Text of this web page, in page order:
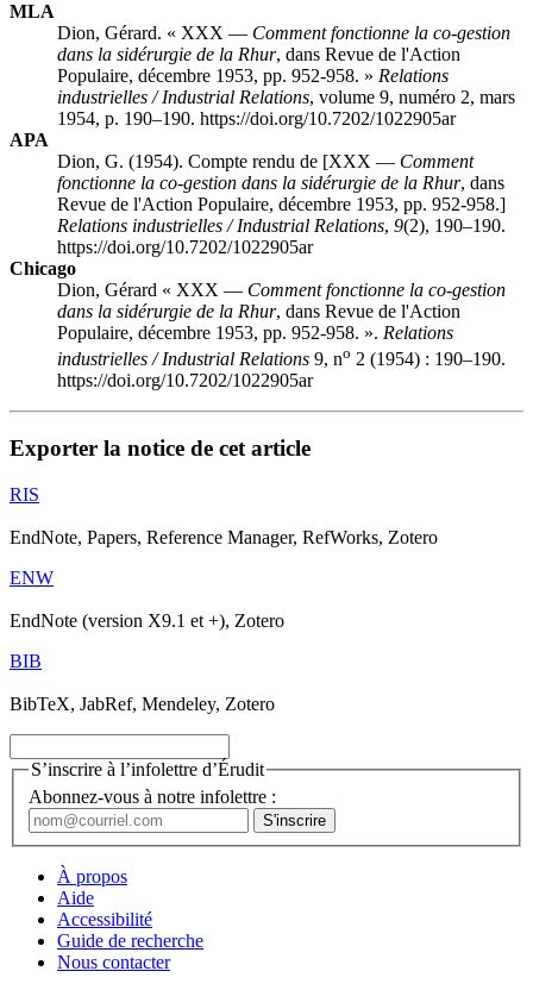
MLA
Dion, Gérard. « XXX — Comment fonctionne la co-gestion
dans la sidérurgie de la Rhur, dans Revue de l'Action
Populaire, décembre 1953, pp. 952-958. » Relations
industrielles / Industrial Relations, volume 9, numéro 2, mars
1954, p. 190–190. https://doi.org/10.7202/1022905ar
APA
Dion, G. (1954). Compte rendu de [XXX — Comment
fonctionne la co-gestion dans la sidérurgie de la Rhur, dans
Revue de l'Action Populaire, décembre 1953, pp. 952-958.]
Relations industrielles / Industrial Relations, 9(2), 190–190.
https://doi.org/10.7202/1022905ar
Chicago
Dion, Gérard « XXX — Comment fonctionne la co-gestion
dans la sidérurgie de la Rhur, dans Revue de l'Action
Populaire, décembre 1953, pp. 952-958. ». Relations
industrielles / Industrial Relations 9, no 2 (1954) : 190–190.
https://doi.org/10.7202/1022905ar
Exporter la notice de cet article
RIS
EndNote, Papers, Reference Manager, RefWorks, Zotero
ENW
EndNote (version X9.1 et +), Zotero
BIB
BibTeX, JabRef, Mendeley, Zotero
S’inscrire à l’infolettre d’Érudit
Abonnez-vous à notre infolettre :
À propos
Aide
Accessibilité
Guide de recherche
Nous contacter